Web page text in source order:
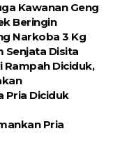
Kawanan Geng
Beringin
Narkoba 3 Kg
Senjata Disita
Rampah Diciduk,
Pria Diciduk
Pria